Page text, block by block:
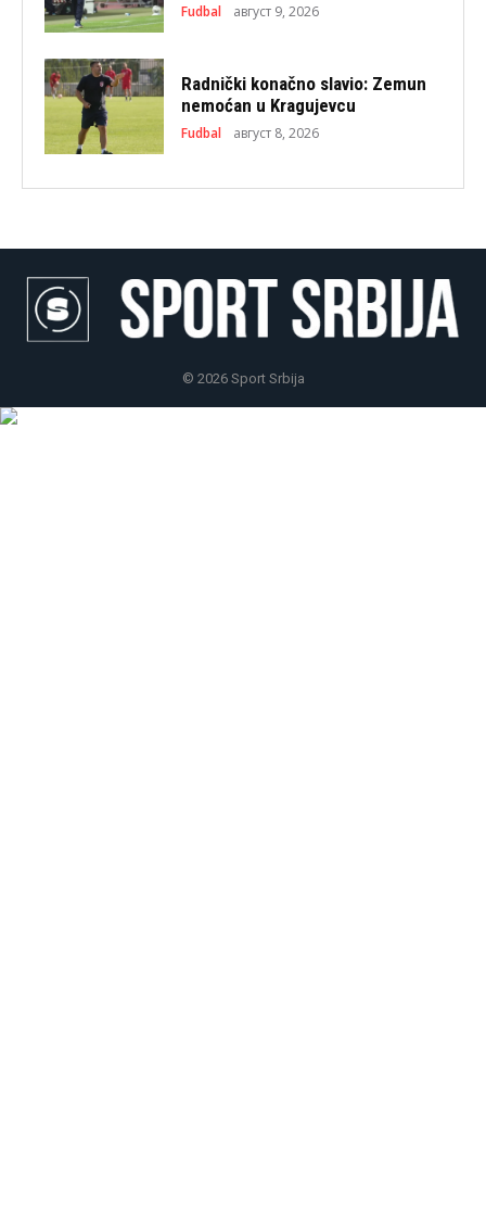
Fudbal август 9, 2026
Radnički konačno slavio: Zemun
nemoćan u Kragujevcu
Fudbal август 8, 2026
© 2026 Sport Srbija